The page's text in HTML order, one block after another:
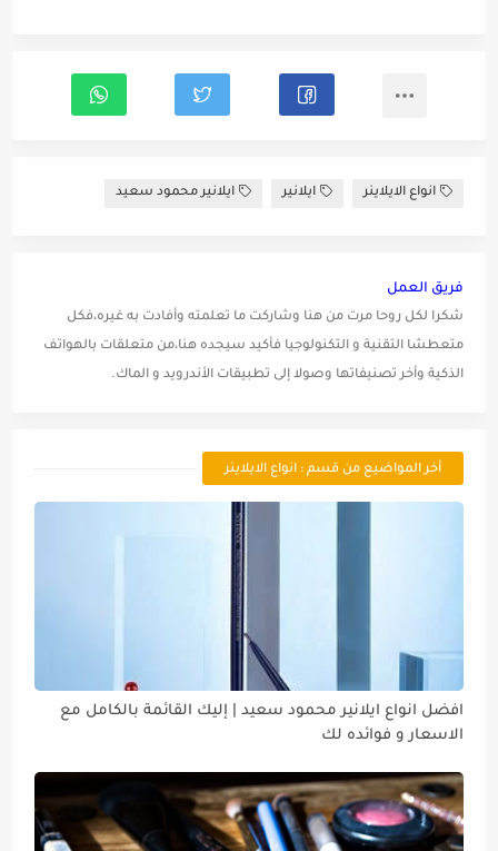
انواع الايلاينر ايلانير ايلانير محمود سعيد
فريق العمل
شكرا لكل روحا مرت من هنا وشاركت ما تعلمته وأفادت به غيره،فكل
متعطشا التقنية و التكنولوجيا فأكيد سيجده هنا،من متعلقات بالهواتف
الذكية وأخر تصنيفاتها وصولا إلى تطبيقات الأندرويد و الماك.
أخر المواضيع من قسم : انواع الايلاينر
افضل انواع ايلانير محمود سعيد | إليك القائمة بالكامل مع
الاسعار و فوائده لك